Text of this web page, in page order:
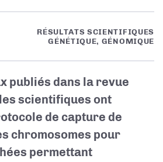
RÉSULTATS SCIENTIFIQUES
GÉNÉTIQUE, GÉNOMIQUE
publiés dans la revue
les scientifiques ont
de capture de
chromosomes pour
permettant